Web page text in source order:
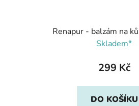
Renapur - balzám na
Skladem*
299 Kč
DO KOŠÍKU